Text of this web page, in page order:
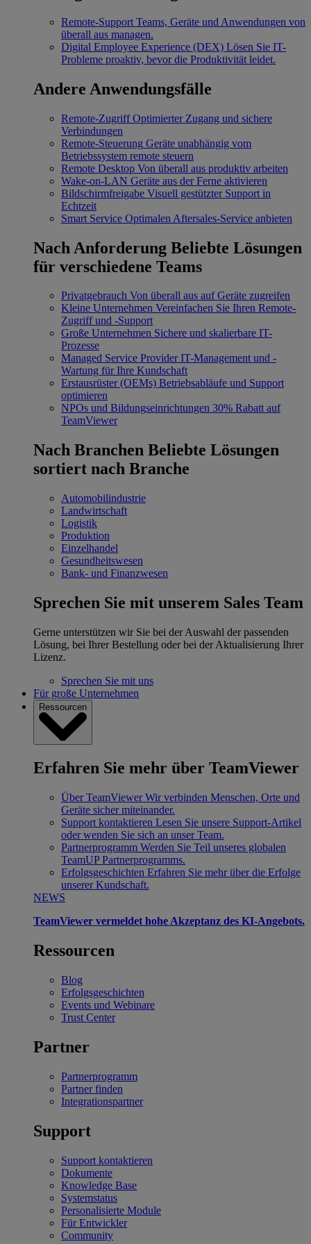
Remote-Support Teams, Geräte und Anwendungen von
überall aus managen.
Digital Employee Experience (DEX) Lösen Sie IT-
Probleme proaktiv, bevor die Produktivität leidet.
Andere Anwendungsfälle
Remote-Zugriff Optimierter Zugang und sichere
Verbindungen
Remote-Steuerung Geräte unabhängig vom
Betriebssystem remote steuern
Remote Desktop Von überall aus produktiv arbeiten
Wake-on-LAN Geräte aus der Ferne aktivieren
Bildschirmfreigabe Visuell gestützter Support in
Echtzeit
Smart Service Optimalen Aftersales-Service anbieten
Nach Anforderung Beliebte Lösungen
für verschiedene Teams
Privatgebrauch Von überall aus auf Geräte zugreifen
Kleine Unternehmen Vereinfachen Sie Ihren Remote-
Zugriff und -Support
Große Unternehmen Sichere und skalierbare IT-
Prozesse
Managed Service Provider IT-Management und -
Wartung für Ihre Kundschaft
Erstausrüster (OEMs) Betriebsabläufe und Support
optimieren
NPOs und Bildungseinrichtungen 30% Rabatt auf
TeamViewer
Nach Branchen Beliebte Lösungen
sortiert nach Branche
Automobilindustrie
Landwirtschaft
Logistik
Produktion
Einzelhandel
Gesundheitswesen
Bank- und Finanzwesen
Sprechen Sie mit unserem Sales Team
Gerne unterstützen wir Sie bei der Auswahl der passenden
Lösung, bei Ihrer Bestellung oder bei der Aktualisierung Ihrer
Lizenz.
Sprechen Sie mit uns
Für große Unternehmen
Ressourcen
Erfahren Sie mehr über TeamViewer
Über TeamViewer Wir verbinden Menschen, Orte und
Geräte sicher miteinander.
Support kontaktieren Lesen Sie unsere Support-Artikel
oder wenden Sie sich an unser Team.
Partnerprogramm Werden Sie Teil unseres globalen
TeamUP Partnerprogramms.
Erfolgsgeschichten Erfahren Sie mehr über die Erfolge
unserer Kundschaft.
NEWS
TeamViewer vermeldet hohe Akzeptanz des KI-Angebots.
Ressourcen
Blog
Erfolgsgeschichten
Events und Webinare
Trust Center
Partner
Partnerprogramm
Partner finden
Integrationspartner
Support
Support kontaktieren
Dokumente
Knowledge Base
Systemstatus
Personalisierte Module
Für Entwickler
Community